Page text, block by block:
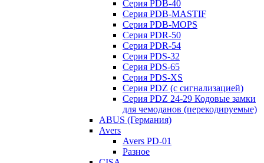
Серия PDB-40
Серия PDB-MASTIF
Серия PDB-MOPS
Серия PDR-50
Серия PDR-54
Серия PDS-32
Серия PDS-65
Серия PDS-XS
Серия PDZ (с сигнализацией)
Серия PDZ 24-29 Кодовые замки
для чемоданов (перекодируемые)
ABUS (Германия)
Avers
Avers PD-01
Разное